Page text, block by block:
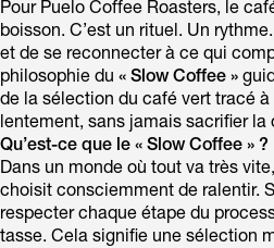
Pour Puelo Coffee Roasters, le
boisson. C’est un rituel. Un
et de se reconnecter à ce qui
philosophie du « Slow Coffee »
de la sélection du café vert tracé
lentement, sans jamais sacrifier la
Qu’est-ce que le « Slow Coffee » ?
Dans un monde où tout va très
choisit consciemment de ralentir.
respecter chaque étape du
tasse. Cela signifie une sélection